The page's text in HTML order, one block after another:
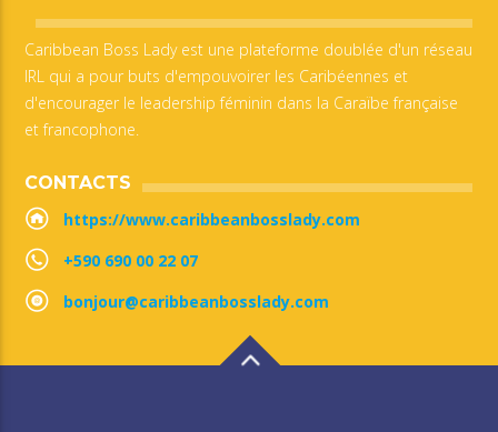
Caribbean Boss Lady est une plateforme doublée d'un réseau
IRL qui a pour buts d'empouvoirer les Caribéennes et
d'encourager le leadership féminin dans la Caraïbe française
et francophone.
CONTACTS
https://www.caribbeanbosslady.com
+590 690 00 22 07
bonjour@caribbeanbosslady.com